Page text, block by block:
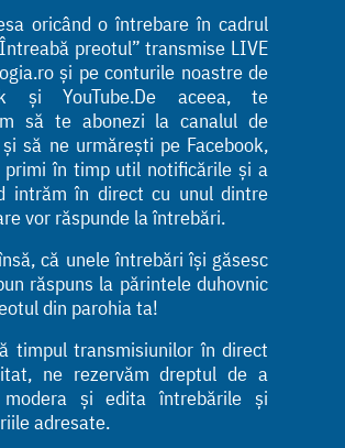
oricând o întrebare în cadrul
preotul” transmise LIVE
și pe conturile noastre de
și YouTube.De aceea, te
să te abonezi la canalul de
și să ne urmărești pe Facebook,
primi în timp util notificările și a
intrăm în direct cu unul dintre
vor răspunde la întrebări.
că unele întrebări își găsesc
răspuns la părintele duhovnic
din parohia ta!
timpul transmisiunilor în direct
ne rezervăm dreptul de a
modera și edita întrebările și
adresate.